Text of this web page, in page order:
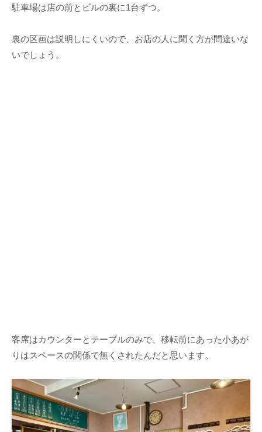
駐車場は店の前とビルの裏に1台ずつ。
裏の区画は説明しにくいので、お店の人に聞く方が間違いな
いでしょう。
客席はカウンターとテーブルのみで、移転前にあった小あが
りはスペースの関係で無くされたんだと思います。